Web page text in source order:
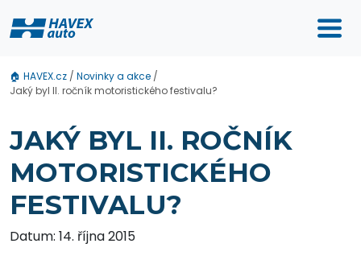
🏠 HAVEX.cz / Novinky a akce /
Jaký byl II. ročník motoristického festivalu?
JAKÝ BYL II. ROČNÍK
MOTORISTICKÉHO
FESTIVALU?
Datum: 14. října 2015